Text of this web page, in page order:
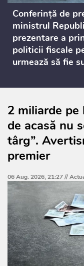
Conferință de
ministrul
prezentare a
politicii fiscale
urmează să fie
2 miliarde pe
de acasă nu
târg”.
premier
06 Aug. 2026, 21:27 //